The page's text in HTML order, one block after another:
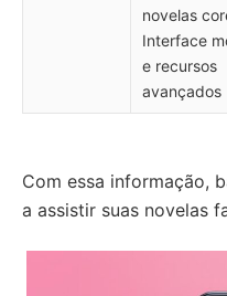
novelas
Interface
e recursos
avançados
Com essa informação,
a assistir suas novelas